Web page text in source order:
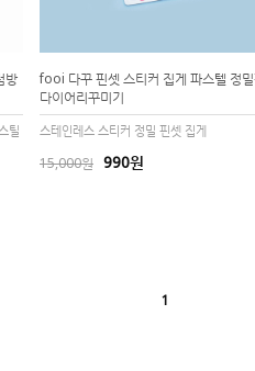
방
틸
fooi 다꾸 핀셋 스티커 집게 파스텔 정
다이어리꾸미기
스테인레스 스티커 정밀 핀셋 집게
15,000원 990원
1